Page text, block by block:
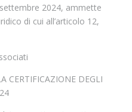
2024, ammette
di cui all’articolo 12,
CERTIFICAZIONE DEGLI